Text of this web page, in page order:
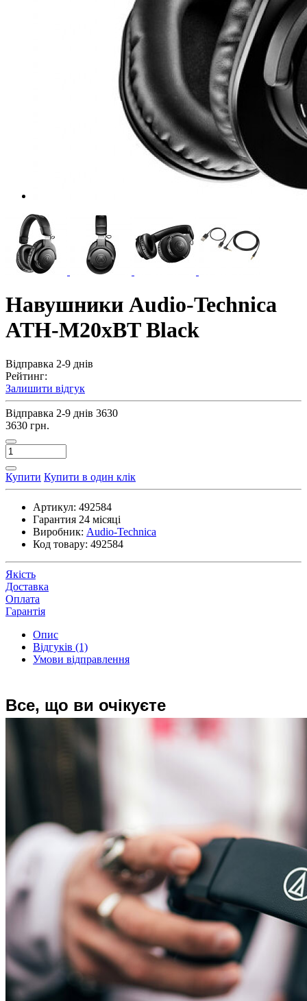
Навушники Audio-Technica
ATH-M20xBT Black
Відправка 2-9 днів
Рейтинг:
Залишити відгук
Відправка 2-9 днів 3630
3630 грн.
Купити Купити в один клік
Артикул: 492584
Гарантия 24 місяці
Виробник: Audio-Technica
Код товару: 492584
Якість
Доставка
Оплата
Гарантія
Опис
Відгуків (1)
Умови відправлення
Все, що ви очікуєте